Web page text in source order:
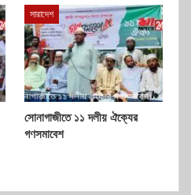
সারাদেশ
সোনাগাজীতে ১১ দলীয় ঐক্যের
গণসমাবেশ